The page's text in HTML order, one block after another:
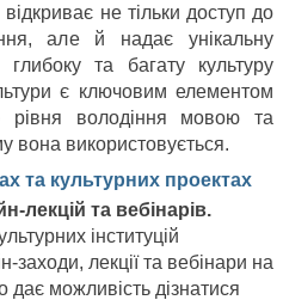
не тільки доступ до
але й надає унікальну
та багату культуру
є ключовим елементом
рівня володіння мовою та
вона використовується.
та культурних проектах
лекцій та вебінарів.
інституцій
заходи, лекції та вебінари на
дає можливість дізнатися